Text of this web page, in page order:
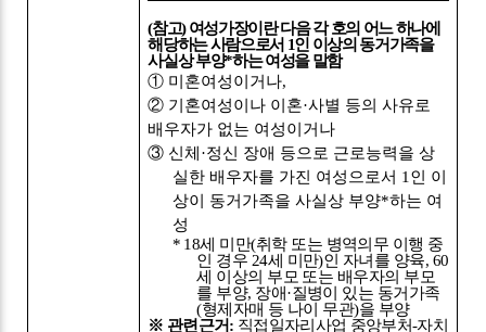
(참고)여성가장이란 다음 각 호의 어느 하나에
해당하는 사람으로서 1인 이상의 동거가족을
사실상 부양*하는 여성을 말함
① 미혼여성이거나,
② 기혼여성이나 이혼·사별 등의 사유로
배우자가 없는 여성이거나
③ 신체 ·정신 장애 등으로 근로능력을 상
실한 배우자를 가진 여성으로서 1 인 이
상이 동거가족을 사실상 부양*하는 여
성
* 18세 미만(취학 또는 병역의무 이행 중
인 경우 24세 미만)인 자녀를 양육, 60
세 이상의 부모 또는 배우자의 부모
를 부양, 장애·질병이 있는 동거가족
(형제자매 등 나이 무관)을 부양
※ 관련근거: 직접일자리사업 중앙부처-자치